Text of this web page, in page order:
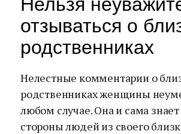
отзываться о
родственниках
Нелестные комментарии о
родственниках женщины
любом случае. Она и сама
стороны людей из своего